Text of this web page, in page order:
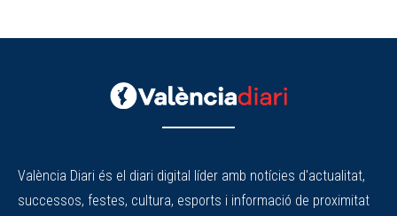
València Diari és el diari digital líder amb notícies d'actualitat,
successos, festes, cultura, esports i informació de proximitat